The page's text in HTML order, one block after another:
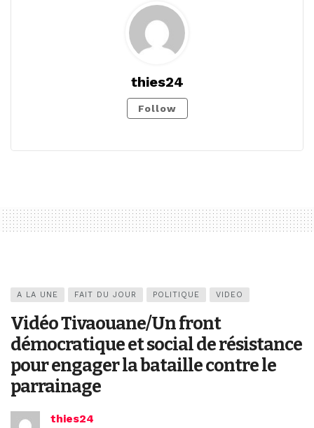
thies24
Follow
A LA UNE FAIT DU JOUR POLITIQUE VIDEO
Vidéo Tivaouane/Un front
démocratique et social de résistance
pour engager la bataille contre le
parrainage
thies24